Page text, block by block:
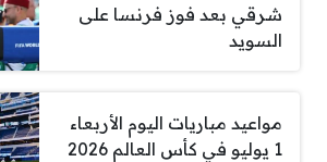
شرقي بعد فوز فرنسا على
السويد
مواعيد مباريات اليوم الأربعاء
1 يوليو في كأس العالم 2026